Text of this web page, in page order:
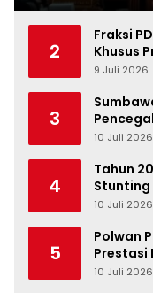
2
Fraksi
Khusus
9 Juli 2026
3
Stunting
10 Juli 2026
4
Tahun
Stunting
10 Juli 2026
5
Polwan
Prestasi
10 Juli 2026